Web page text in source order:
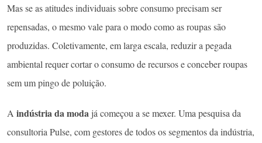
Mas se as atitudes individuais sobre consumo precisam ser
repensadas, o mesmo vale para o modo como as roupas são
produzidas. Coletivamente, em larga escala, reduzir a pegada
ambiental requer cortar o consumo de recursos e conceber roupas
sem um pingo de poluição.
A indústria da moda já começou a se mexer. Uma pesquisa da
consultoria Pulse, com gestores de todos os segmentos da indústria,